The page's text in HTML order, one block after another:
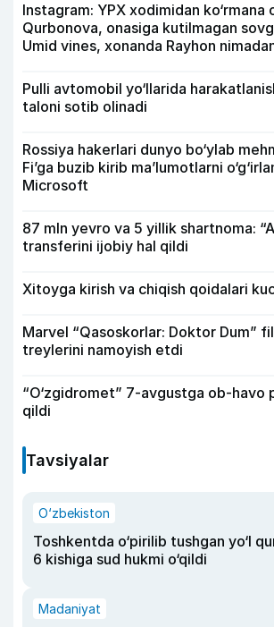
Instagram: YPX xodimidan ko‘rmana
Qurbonova, onasiga kutilmagan
Umid vines, xonanda Rayhon
Pulli avtomobil yo‘llarida
taloni sotib olinadi
Rossiya hakerlari dunyo bo‘ylab
Fi’ga buzib kirib ma’lumotlarni
Microsoft
87 mln yevro va 5 yillik shartnoma:
transferini ijobiy hal qildi
Xitoyga kirish va chiqish qoidalari
Marvel “Qasoskorlar: Doktor Dum”
treylerini namoyish etdi
“O‘zgidromet” 7-avgustga ob-havo
qildi
Tavsiyalar
O‘zbekiston
Toshkentda o‘pirilib tushgan yo‘l
6 kishiga sud hukmi o‘qildi
Madaniyat